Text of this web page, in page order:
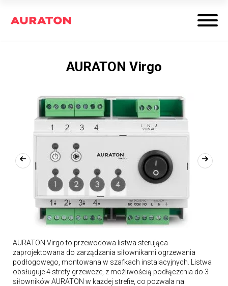
AURATON Virgo
AURATON Virgo to przewodowa listwa sterująca
zaprojektowana do zarządzania siłownikami ogrzewania
podłogowego, montowana w szafkach instalacyjnych. Listwa
obsługuje 4 strefy grzewcze, z możliwością podłączenia do 3
siłowników AURATON w każdej strefie, co pozwala na